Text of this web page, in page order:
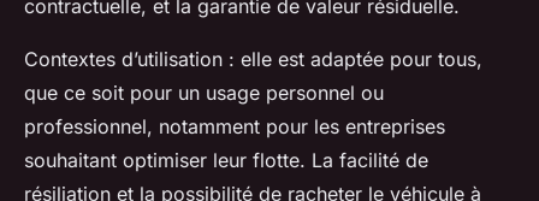
contractuelle, et la garantie de valeur résiduelle.
Contextes d’utilisation : elle est adaptée pour tous,
que ce soit pour un usage personnel ou
professionnel, notamment pour les entreprises
souhaitant optimiser leur flotte. La facilité de
résiliation et la possibilité de racheter le véhicule à